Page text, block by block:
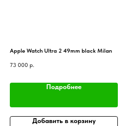
Apple Watch Ultra 2 49mm black Milan
73 000 р.
Подробнее
Добавить в корзину